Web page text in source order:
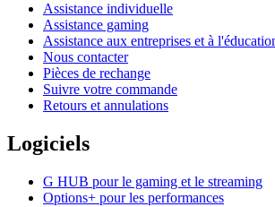
Assistance individuelle
Assistance gaming
Assistance aux entreprises et à
Nous contacter
Pièces de rechange
Suivre votre commande
Retours et annulations
Logiciels
G HUB pour le gaming et le streaming
Options+ pour les performances